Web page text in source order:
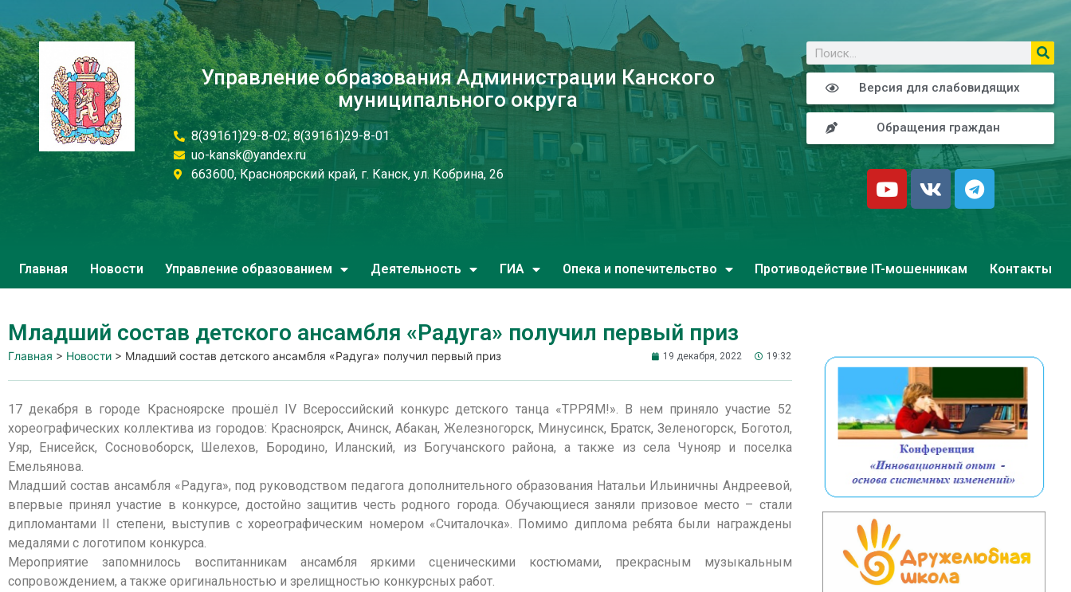
Управление образования Администрации Канского
муниципального округа
8(39161)29-8-02; 8(39161)29-8-01
uo-kansk@yandex.ru
663600, Красноярский край, г. Канск, ул. Кобрина, 26
Версия для слабовидящих
Обращения граждан
Главная Новости Управление образованием Деятельность ГИА Опека и попечительство Противодействие IT-мошенникам Контакты
Младший состав детского ансамбля «Радуга» получил первый приз
Главная > Новости > Младший состав детского ансамбля «Радуга» получил первый приз 19 декабря, 2022 19:32
17 декабря в городе Красноярске прошёл IV Всероссийский конкурс детского танца «ТРРЯМ!». В нем приняло участие 52
хореографических коллектива из городов: Красноярск, Ачинск, Абакан, Железногорск, Минусинск, Братск, Зеленогорск, Боготол,
Уяр, Енисейск, Сосновоборск, Шелехов, Бородино, Иланский, из Богучанского района, а также из села Чунояр и поселка
Емельянова.
Младший состав ансамбля «Радуга», под руководством педагога дополнительного образования Натальи Ильиничны Андреевой,
впервые принял участие в конкурсе, достойно защитив честь родного города. Обучающиеся заняли призовое место – стали
дипломантами II степени, выступив с хореографическим номером «Считалочка». Помимо диплома ребята были награждены
медалями с логотипом конкурса.
Мероприятие запомнилось воспитанникам ансамбля яркими сценическими костюмами, прекрасным музыкальным
сопровождением, а также оригинальностью и зрелищностью конкурсных работ.